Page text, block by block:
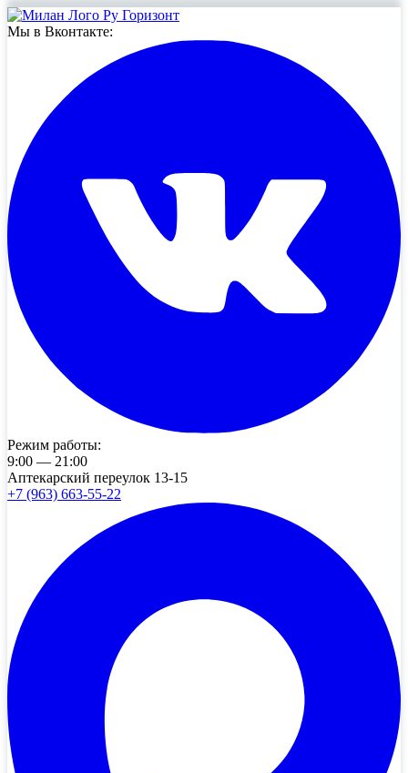
Мы в Вконтакте:
Режим работы:
9:00 — 21:00
Аптекарский переулок 13-15
+7 (963) 663-55-22